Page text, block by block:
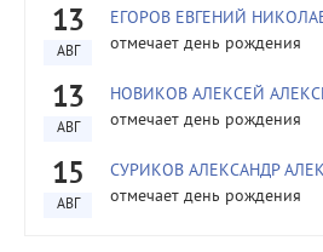
13
АВГ
ЕГОРОВ ЕВГЕНИЙ
отмечает день рождения
13
АВГ
НОВИКОВ АЛЕКСЕЙ
отмечает день рождения
15
АВГ
СУРИКОВ АЛЕКСАНДР
отмечает день рождения